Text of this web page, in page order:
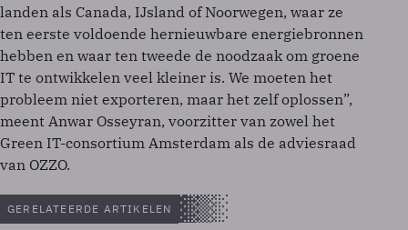
landen als Canada, IJsland of Noorwegen, waar ze
ten eerste voldoende hernieuwbare energiebronnen
hebben en waar ten tweede de noodzaak om groene
IT te ontwikkelen veel kleiner is. We moeten het
probleem niet exporteren, maar het zelf oplossen”,
meent Anwar Osseyran, voorzitter van zowel het
Green IT-consortium Amsterdam als de adviesraad
van OZZO.
GERELATEERDE ARTIKELEN